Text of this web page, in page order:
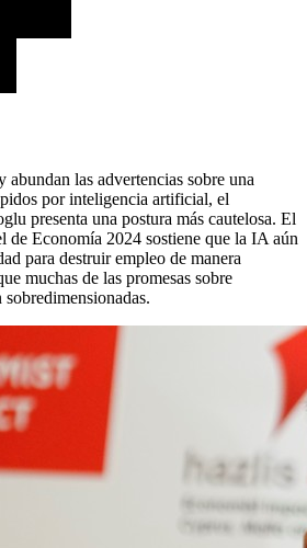
las advertencias sobre una
por inteligencia artificial, el
presenta una postura más cautelosa. El
de Economía 2024 sostiene que la IA aún
para destruir empleo de manera
muchas de las promesas sobre